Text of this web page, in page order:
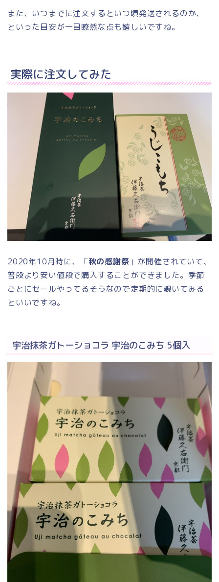
また、いつまでに注文するといつ頃発送されるのか、
といった目安が一目瞭然な点も嬉しいですね。
実際に注文してみた
2020年10月時に、「秋の感謝祭 」が開催されていて、
普段より安い値段で購入することができました。季節
ごとにセールやってるそうなので定期的に覗いてみる
といいですね。
宇治抹茶ガトーショコラ 宇治のこみち 5個入